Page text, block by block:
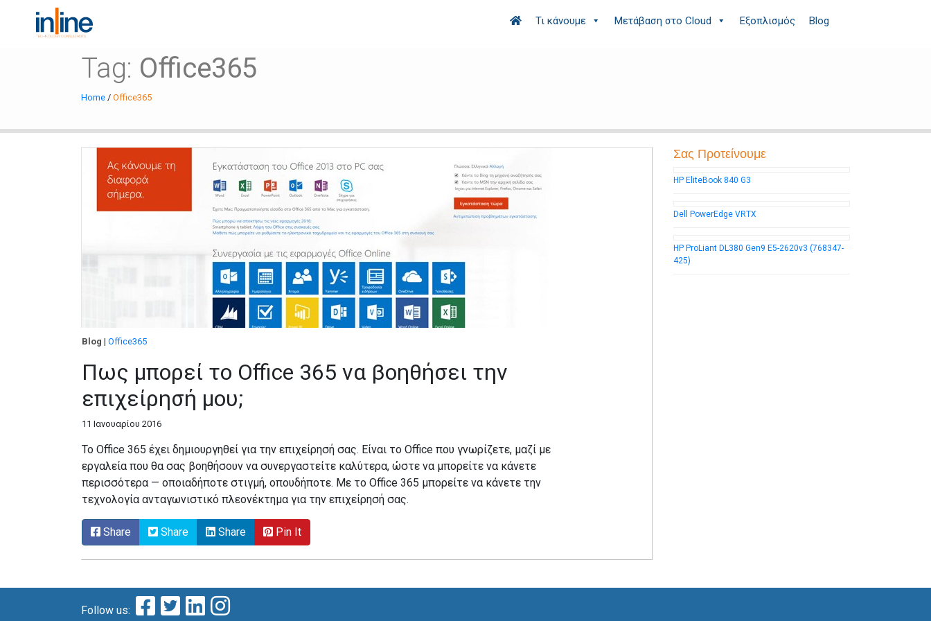
Τι κάνουμε Μετάβαση στο Cloud Εξοπλισμός Blog
Tag: Office365
Home / Office365
Blog | Office365
Πως μπορεί το Office 365 να βοηθήσει την
επιχείρησή μου;
11 Ιανουαρίου 2016
Το Office 365 έχει δημιουργηθεί για την επιχείρησή σας. Είναι το Office που γνωρίζετε, μαζί με
εργαλεία που θα σας βοηθήσουν να συνεργαστείτε καλύτερα, ώστε να μπορείτε να κάνετε
περισσότερα — οποιαδήποτε στιγμή, οπουδήποτε. Με το Office 365 μπορείτε να κάνετε την
τεχνολογία ανταγωνιστικό πλεονέκτημα για την επιχείρησή σας.
Share Share Share Pin It
Σας Προτείνουμε
HP EliteBook 840 G3
Dell PowerEdge VRTX
HP ProLiant DL380 Gen9 E5-2620v3 (768347-
425)
Follow us: